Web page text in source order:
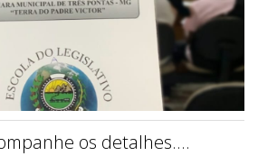
os detalhes....